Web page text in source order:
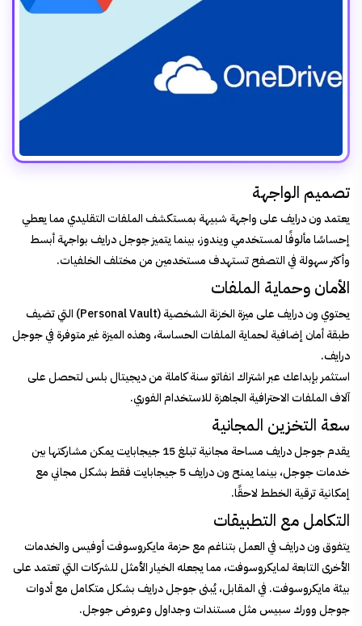
تصميم الواجهة
يعتمد ون درايف على واجهة شبيهة بمستكشف الملفات التقليدي مما يعطي
إحساسًا مألوفًا لمستخدمي ويندوز، بينما يتميز جوجل درايف بواجهة أبسط
وأكثر سهولة في التصفح تستهدف مستخدمين من مختلف الخلفيات.
الأمان وحماية الملفات
يحتوي ون درايف على ميزة الخزنة الشخصية (Personal Vault) التي تضيف
طبقة أمان إضافية لحماية الملفات الحساسة، وهذه الميزة غير متوفرة في جوجل
درايف.
استثمر بإبداعك عبراشتراك انفاتوسنة كاملة من ديجيتال بلس لتحصل على
آلاف الملفات الاحترافية الجاهزة للاستخدام الفوري.
سعة التخزين المجانية
يقدم جوجل درايف مساحة مجانية تبلغ 15 جيجابايت يمكن مشاركتها بين
خدمات جوجل، بينما يمنح ون درايف 5 جيجابايت فقط بشكل مجاني مع
إمكانية ترقية الخطط لاحقًا.
التكامل مع التطبيقات
يتفوق ون درايف في العمل بتناغم مع حزمة مايكروسوفت أوفيس والخدمات
الأخرى التابعة لمايكروسوفت، مما يجعله الخيار الأمثل للشركات التي تعتمد على
بيئة مايكروسوفت. في المقابل، يُبنى جوجل درايف بشكل متكامل مع أدوات
جوجل وورك سبيس مثل مستندات وجداول وعروض جوجل.